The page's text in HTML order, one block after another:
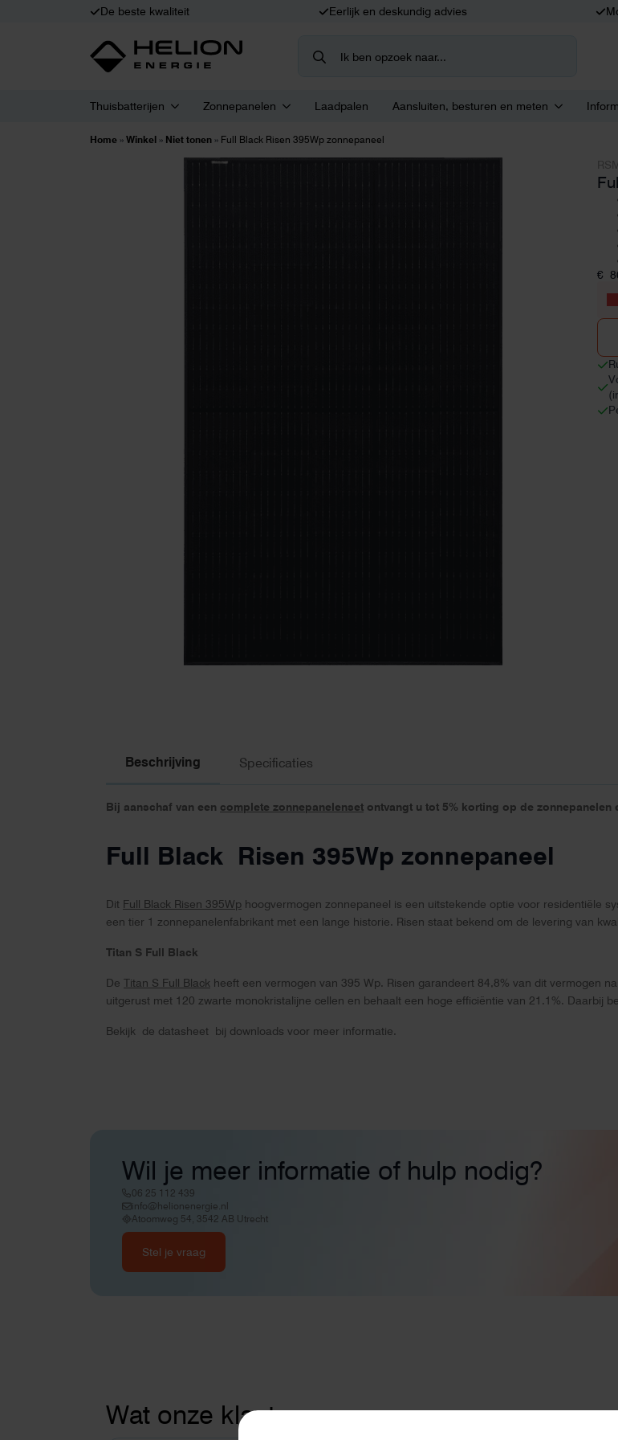
De beste kwaliteit Eerlijk en deskundig advies
for:
Thuisbatterijen Zonnepanelen Laadpalen Aansluiten, besturen en meten
Home » Winkel » Niet tonen » Full Black Risen 395Wp zonnepaneel
€
Beschrijving Specificaties
Bij aanschaf van een complete zonnepanelenset ontvangt u tot 5% korting op de
Full Black Risen 395Wp zonnepaneel
Dit Full Black Risen 395Wp hoogvermogen zonnepaneel is een uitstekende optie voor residentiële
een tier 1 zonnepanelenfabrikant met een lange historie. Risen staat bekend om de levering van
Titan S Full Black
De Titan S Full Black heeft een vermogen van 395 Wp. Risen garandeert 84,8% van dit vermogen
uitgerust met 120 zwarte monokristalijne cellen en behaalt een hoge efficiëntie van 21.1%. Daarbij
Bekijk de datasheet bij downloads voor meer informatie.
Wil je meer informatie of hulp nodig?
06 25 112 439
info@helionenergie.nl
Atoomweg 54, 3542 AB Utrecht
Stel je vraag
Wat onze klanten zeggen